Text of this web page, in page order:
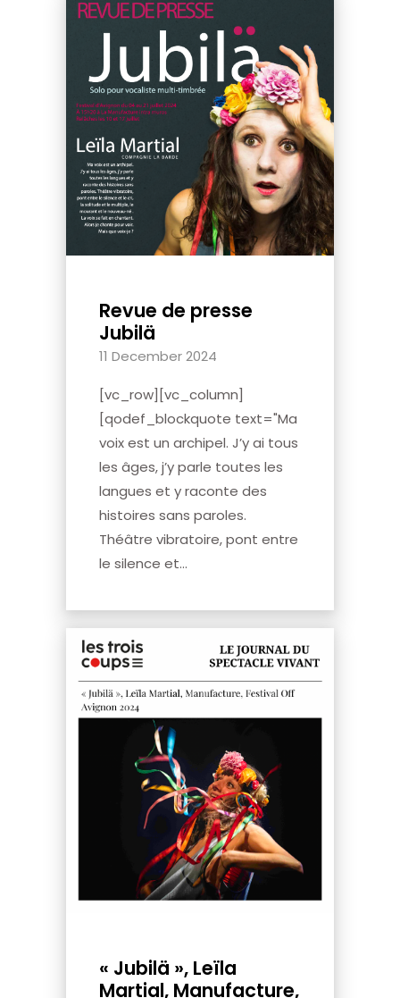
Revue de presse
Jubilä
11 December 2024
[vc_row][vc_column]
[qodef_blockquote text="Ma
voix est un archipel. J’y ai tous
les âges, j’y parle toutes les
langues et y raconte des
histoires sans paroles.
Théâtre vibratoire, pont entre
le silence et...
« Jubilä », Leïla
Martial, Manufacture,